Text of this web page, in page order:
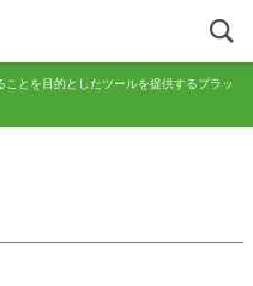
とを目的としたツールを提供するプラッ